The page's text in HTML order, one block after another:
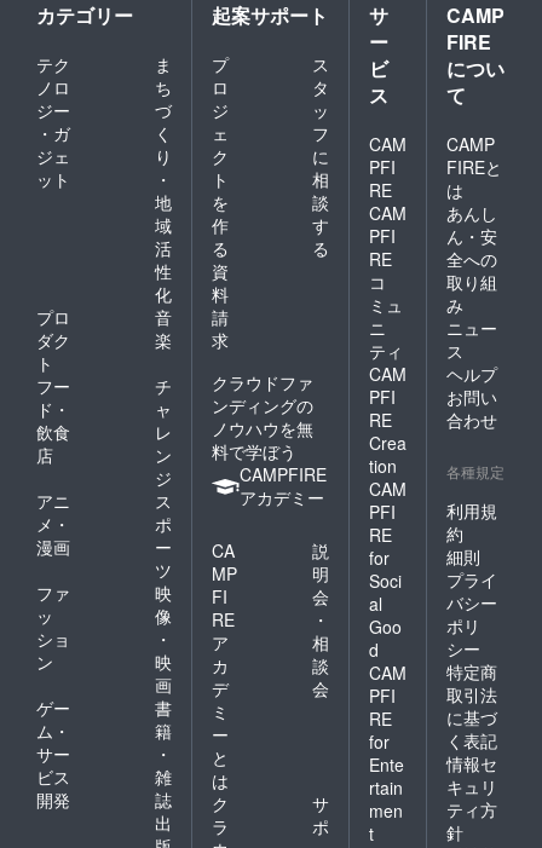
カテゴリー
テク
ノロ
ジー
・ガ
ジェ
ット
ま
ち
づ
く
り
・
地
域
活
性
化
プロ
ダク
ト
音
楽
フー
ド・
飲食
店
チ
ャ
レ
ン
ジ
アニ
メ・
漫画
ス
ポ
ー
ツ
ファ
ッ
ショ
ン
映
像
・
映
画
ゲー
ム・
サー
ビス
開発
書
籍
・
雑
誌
出
起案サポート
プ
ロ
ジ
ェ
ク
ト
を
作
る
ス
タ
ッ
フ
に
相
談
す
る
資
料
請
求
クラウドファ
ンディングの
ノウハウを無
料で学ぼう
CAMPFIRE
アカデミー
CA
MP
FI
RE
ア
カ
デ
ミ
ー
と
は
説
明
会
・
相
談
会
ク
ラ
サ
ポ
サ
ー
ビ
ス
CAM
PFI
RE
CAM
PFI
RE
コ
ミュ
ニ
ティ
CAM
PFI
RE
Crea
tion
CAM
PFI
RE
for
Soci
al
Goo
d
CAM
PFI
RE
for
Ente
rtain
men
t
CAMP
FIRE
につい
て
CAMP
FIREと
は
あんし
ん・安
全への
取り組
み
ニュー
ス
ヘルプ
お問い
合わせ
各種規定
利用規
約
細則
プライ
バシー
ポリ
シー
特定商
取引法
に基づ
く表記
情報セ
キュリ
ティ方
針